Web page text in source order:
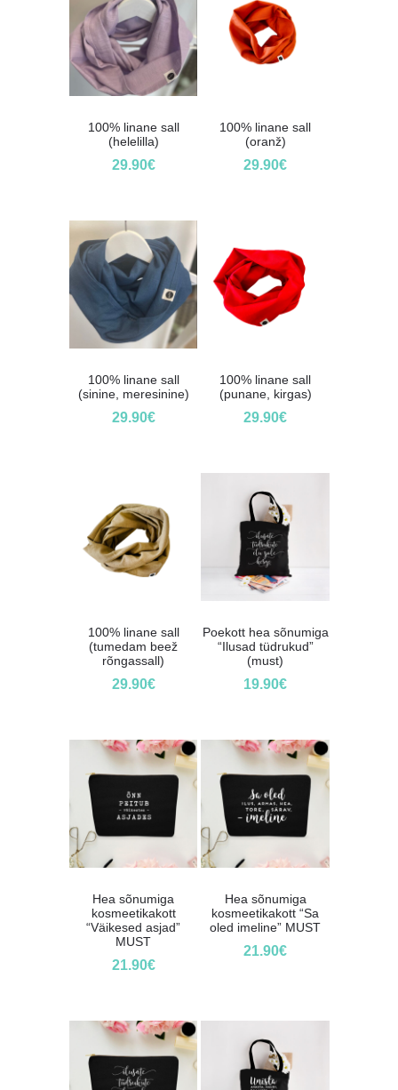
100% linane sall
(helelilla)
29.90€
100% linane sall
(oranž)
29.90€
100% linane sall
(sinine, meresinine)
29.90€
100% linane sall
(punane, kirgas)
29.90€
100% linane sall
(tumedam beež
rõngassall)
29.90€
Poekott hea sõnumiga
“Ilusad tüdrukud”
(must)
19.90€
Hea sõnumiga
kosmeetikakott
“Väikesed asjad”
MUST
21.90€
Hea sõnumiga
kosmeetikakott “Sa
oled imeline” MUST
21.90€